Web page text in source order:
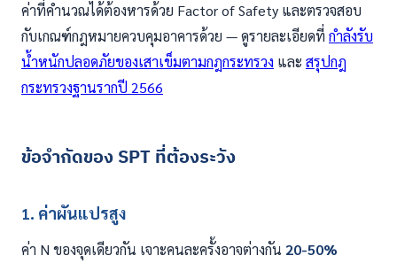
ค่าที่คำนวณได้ต้องหารด้วย Factor of Safety และตรวจสอบ
กับเกณฑ์กฎหมายควบคุมอาคารด้วย — ดูรายละเอียดที่ กำลังรับ
น้ำหนักปลอดภัยของเสาเข็มตามกฎกระทรวง และ สรุปกฎ
กระทรวงฐานรากปี 2566
ข้อจำกัดของ SPT ที่ต้องระวัง
1. ค่าผันแปรสูง
ค่า N ของจุดเดียวกัน เจาะคนละครั้งอาจต่างกัน 20-50%